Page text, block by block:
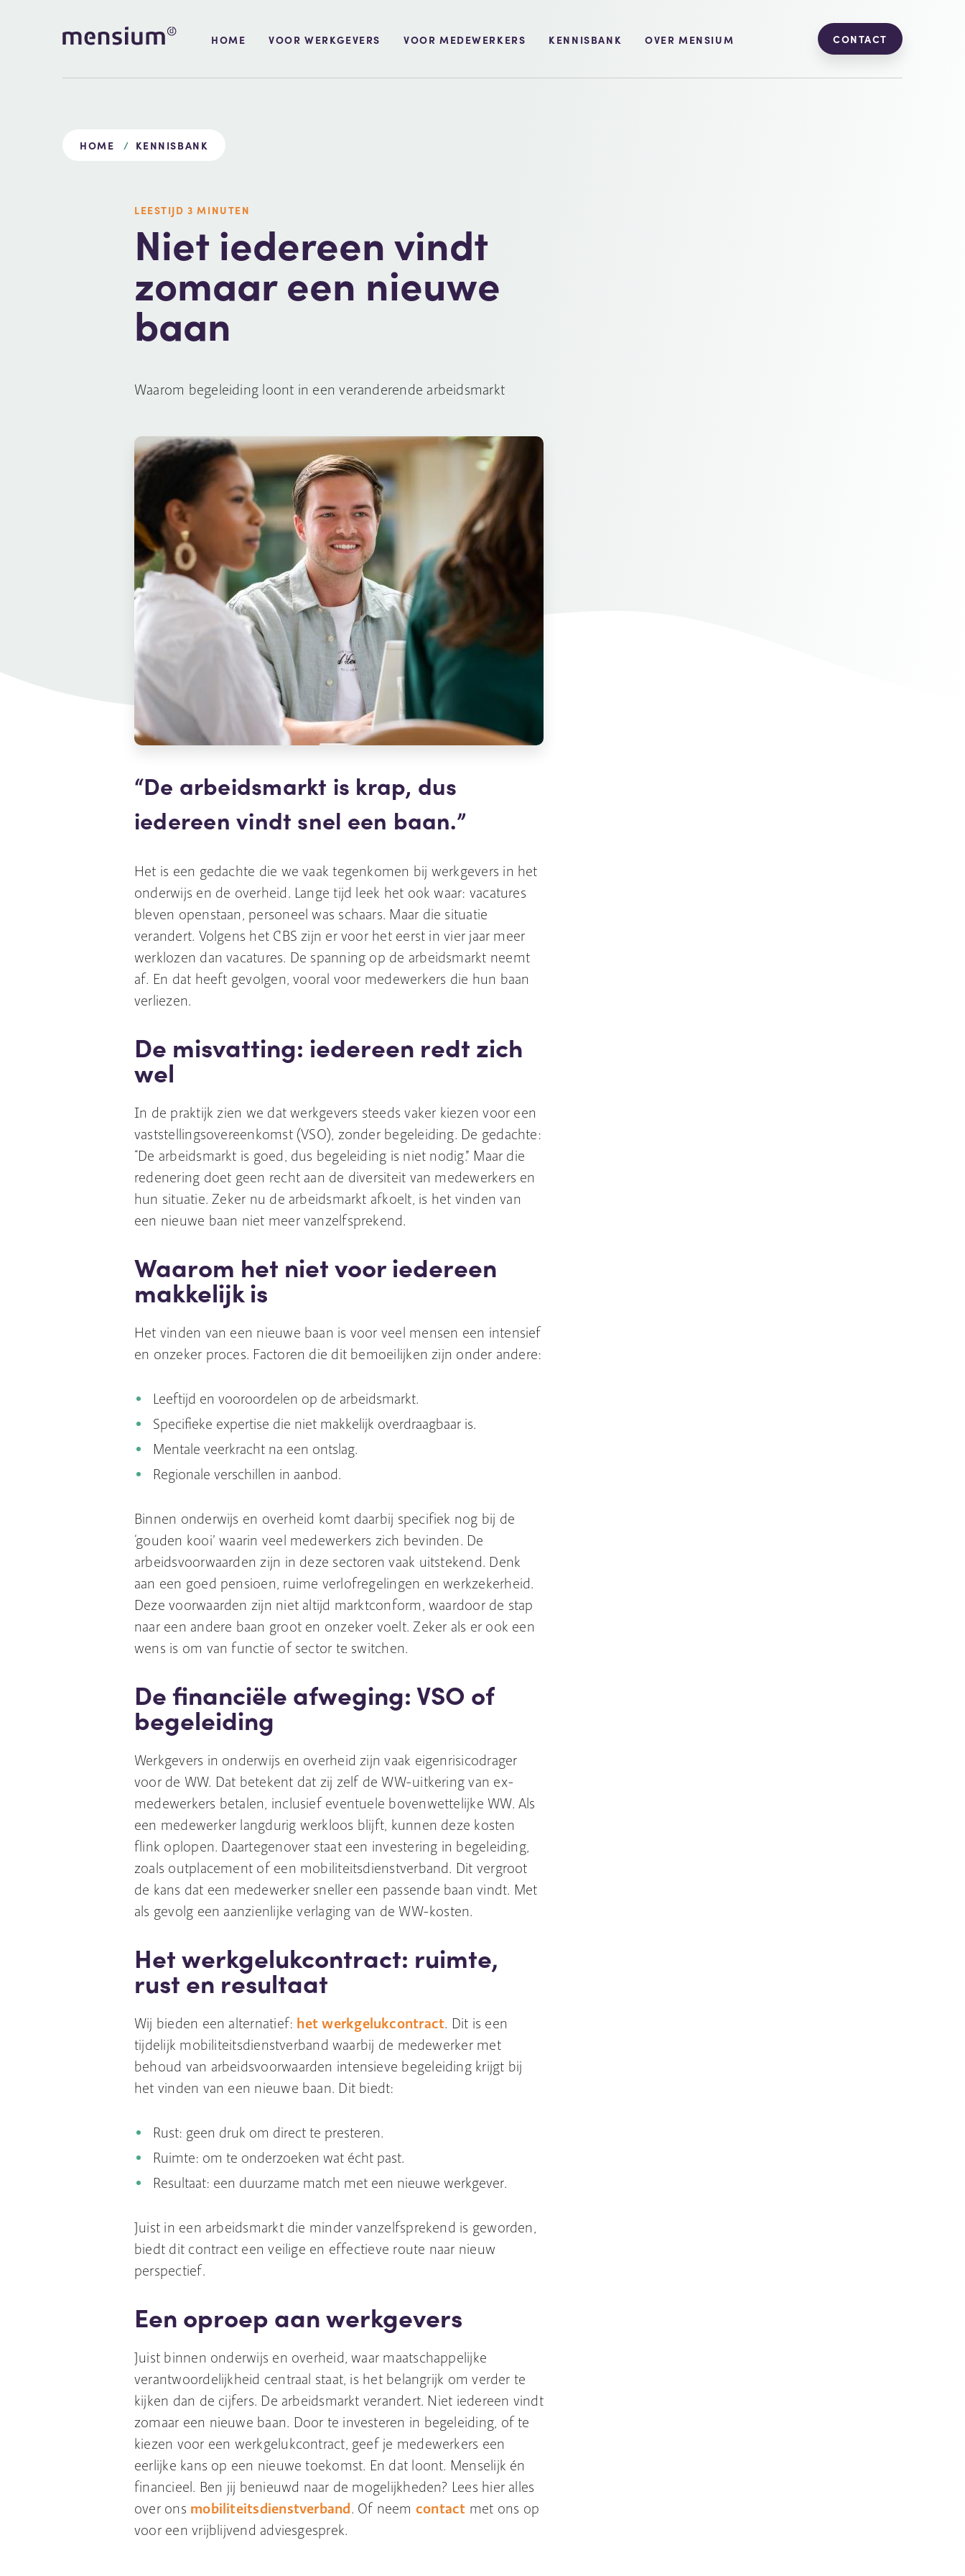
HOME VOOR WERKGEVERS VOOR MEDEWERKERS KENNISBANK OVER MENSIUM CONTACT
HOME KENNISBANK
LEESTIJD 3 MINUTEN
Niet iedereen vindt
zomaar een nieuwe
baan
Waarom begeleiding loont in een veranderende arbeidsmarkt
De arbeidsmarkt is krap, dus
iedereen vindt snel een baan.
Het is een gedachte die we vaak tegenkomen bij werkgevers in het
onderwijs en de overheid. Lange tijd leek het ook waar: vacatures
bleven openstaan, personeel was schaars. Maar die situatie
verandert. Volgens het CBS zijn er voor het eerst in vier jaar meer
werklozen dan vacatures. De spanning op de arbeidsmarkt neemt
af. En dat heeft gevolgen, vooral voor medewerkers die hun baan
verliezen.
De misvatting: iedereen redt zich
wel
In de praktijk zien we dat werkgevers steeds vaker kiezen voor een
vaststellingsovereenkomst (VSO), zonder begeleiding. De gedachte:
“De arbeidsmarkt is goed, dus begeleiding is niet nodig.” Maar die
redenering doet geen recht aan de diversiteit van medewerkers en
hun situatie. Zeker nu de arbeidsmarkt afkoelt, is het vinden van
een nieuwe baan niet meer vanzelfsprekend.
Waarom het niet voor iedereen
makkelijk is
Het vinden van een nieuwe baan is voor veel mensen een intensief
en onzeker proces. Factoren die dit bemoeilijken zijn onder andere:
Leeftijd en vooroordelen op de arbeidsmarkt.
Specifieke expertise die niet makkelijk overdraagbaar is.
Mentale veerkracht na een ontslag.
Regionale verschillen in aanbod.
Binnen onderwijs en overheid komt daarbij specifiek nog bij de
‘gouden kooi’ waarin veel medewerkers zich bevinden. De
arbeidsvoorwaarden zijn in deze sectoren vaak uitstekend. Denk
aan een goed pensioen, ruime verlofregelingen en werkzekerheid.
Deze voorwaarden zijn niet altijd marktconform, waardoor de stap
naar een andere baan groot en onzeker voelt. Zeker als er ook een
wens is om van functie of sector te switchen.
De financiële afweging: VSO of
begeleiding
Werkgevers in onderwijs en overheid zijn vaak eigenrisicodrager
voor de WW. Dat betekent dat zij zelf de WW-uitkering van ex-
medewerkers betalen, inclusief eventuele bovenwettelijke WW. Als
een medewerker langdurig werkloos blijft, kunnen deze kosten
flink oplopen. Daartegenover staat een investering in begeleiding,
zoals outplacement of een mobiliteitsdienstverband. Dit vergroot
de kans dat een medewerker sneller een passende baan vindt. Met
als gevolg een aanzienlijke verlaging van de WW-kosten.
Het werkgelukcontract: ruimte,
rust en resultaat
Wij bieden een alternatief: het werkgelukcontract. Dit is een
tijdelijk mobiliteitsdienstverband waarbij de medewerker met
behoud van arbeidsvoorwaarden intensieve begeleiding krijgt bij
het vinden van een nieuwe baan. Dit biedt:
Rust: geen druk om direct te presteren.
Ruimte: om te onderzoeken wat écht past.
Resultaat: een duurzame match met een nieuwe werkgever.
Juist in een arbeidsmarkt die minder vanzelfsprekend is geworden,
biedt dit contract een veilige en effectieve route naar nieuw
perspectief.
Een oproep aan werkgevers
Juist binnen onderwijs en overheid, waar maatschappelijke
verantwoordelijkheid centraal staat, is het belangrijk om verder te
kijken dan de cijfers. De arbeidsmarkt verandert. Niet iedereen vindt
zomaar een nieuwe baan. Door te investeren in begeleiding, of te
kiezen voor een werkgelukcontract, geef je medewerkers een
eerlijke kans op een nieuwe toekomst. En dat loont. Menselijk én
financieel. Ben jij benieuwd naar de mogelijkheden? Lees hier alles
over ons mobiliteitsdienstverband. Of neem contact met ons op
voor een vrijblijvend adviesgesprek.